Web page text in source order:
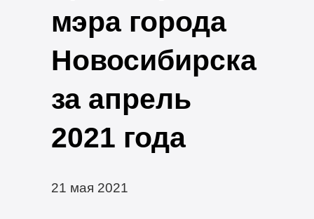
мэра города
Новосибирска
за апрель
2021 года
21 мая 2021